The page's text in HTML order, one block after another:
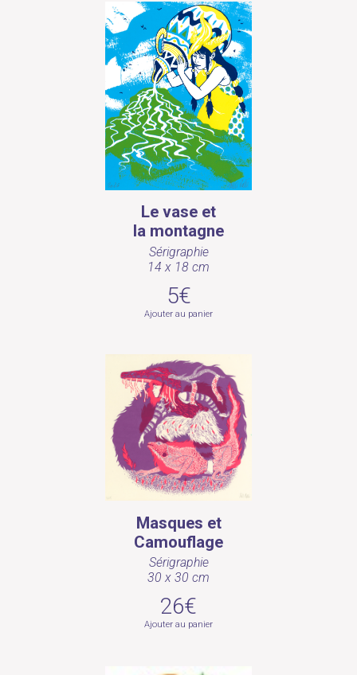
Le vase et
la montagne
Sérigraphie
14 x 18 cm
5€
Ajouter au panier
Masques et
Camouflage
Sérigraphie
30 x 30 cm
26€
Ajouter au panier